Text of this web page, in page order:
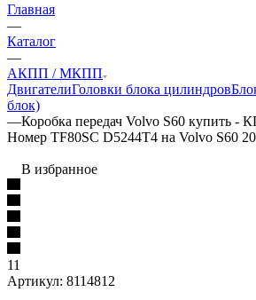
Главная
—
Каталог
—
АКПП / МКПП
ДвигателиГоловки блока цилиндров
блок)
—Коробка передач Volvo S60 купить -
Номер TF80SC D5244T4 на Volvo S60
В избранное
11
Артикул: 8114812